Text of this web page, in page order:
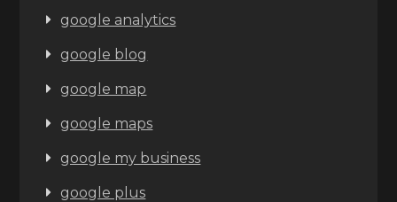
google analytics
google blog
google map
google maps
google my business
google plus